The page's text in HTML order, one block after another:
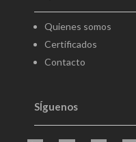
Quienes somos
Certificados
Contacto
SÍguenos